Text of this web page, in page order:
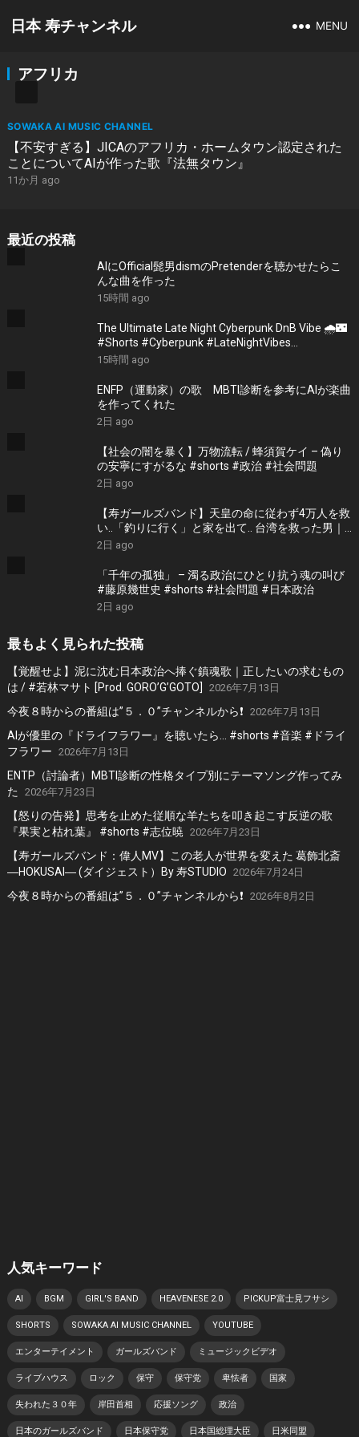
日本 寿チャンネル MENU
アフリカ
SOWAKA AI MUSIC CHANNEL
【不安すぎる】JICAのアフリカ・ホームタウン認定された
ことについてAIが作った歌『法無タウン』
11か月 ago
最近の投稿
AIにOfficial髭男dismのPretenderを聴かせたらこ
んな曲を作った
15時間 ago
The Ultimate Late Night Cyberpunk DnB Vibe 🌧️🌃
#Shorts #Cyberpunk #LateNightVibes
#ElectronicMusic
15時間 ago
ENFP（運動家）の歌 MBTI診断を参考にAIが楽曲
を作ってくれた
2日 ago
【社会の闇を暴く】万物流転 / 蜂須賀ケイ – 偽り
の安寧にすがるな #shorts #政治 #社会問題
2日 ago
【寿ガールズバンド】天皇の命に従わず4万人を救
い..「釣りに行く」と家を出て.. 台湾を救った男｜
根本博『名もなき勝利』 by 寿STUDIO
2日 ago
「千年の孤独」 – 濁る政治にひとり抗う魂の叫び
#藤原幾世史 #shorts #社会問題 #日本政治
2日 ago
最もよく見られた投稿
【覚醒せよ】泥に沈む日本政治へ捧ぐ鎮魂歌｜正したいの求むもの
は / #若林マサト [Prod. GORO’G’GOTO]
2026年7月13日
今夜８時からの番組は”５．０”チャンネルから❗️ 2026年7月13日
AIが優里の『ドライフラワー』を聴いたら… #shorts #音楽 #ドライ
フラワー 2026年7月13日
ENTP（討論者）MBTI診断の性格タイプ別にテーマソング作ってみ
た
2026年7月23日
【怒りの告発】思考を止めた従順な羊たちを叩き起こす反逆の歌
『果実と枯れ葉』 #shorts #志位暁 2026年7月23日
【寿ガールズバンド：偉人MV】この老人が世界を変えた 葛飾北斎
―HOKUSAI― (ダイジェスト）By 寿STUDIO 2026年7月24日
今夜８時からの番組は”５．０”チャンネルから❗️ 2026年8月2日
人気キーワード
AI BGM GIRL'S BAND HEAVENESE 2.0 PICKUP富士見フサシ
SHORTS SOWAKA AI MUSIC CHANNEL YOUTUBE
エンターテイメント ガールズバンド ミュージックビデオ
ライブハウス ロック 保守 保守党 卑怯者 国家
失われた３０年 岸田首相 応援ソング 政治
日本のガールズバンド 日本保守党 日本国総理大臣 日米同盟